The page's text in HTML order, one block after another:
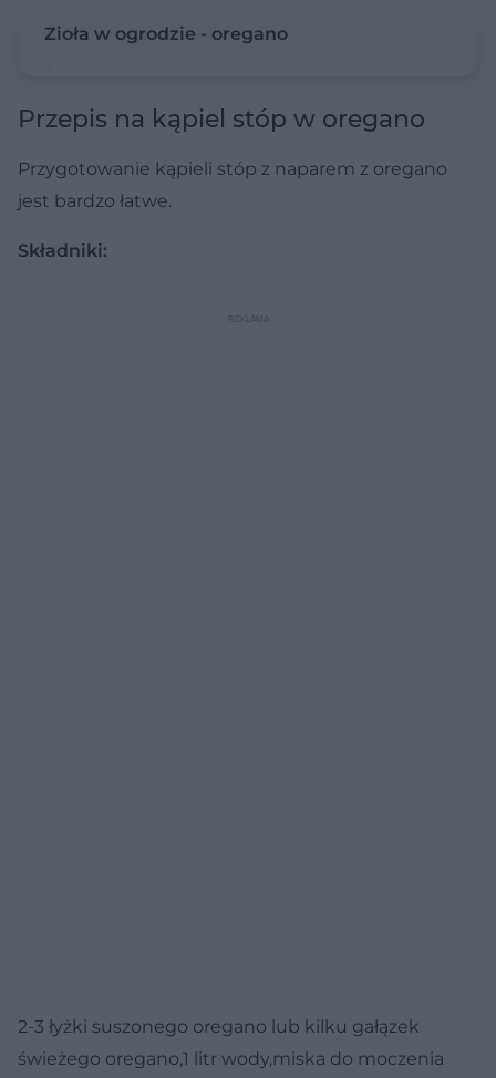
Zioła w ogrodzie - oregano
Przepis na kąpiel stóp w oregano
Przygotowanie kąpieli stóp z naparem z oregano
jest bardzo łatwe.
Składniki:
2-3 łyżki suszonego oregano lub kilku gałązek
świeżego oregano,1 litr wody,miska do moczenia